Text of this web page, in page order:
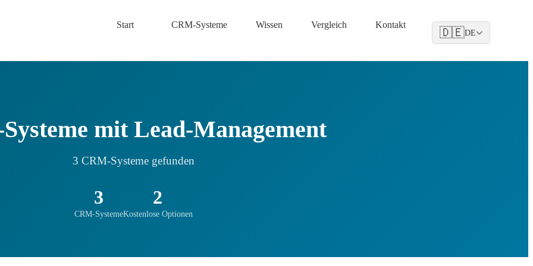
Start CRM-Systeme Wissen Vergleich Kontakt
🇩🇪DE
mit Lead-Management
3 CRM-Systeme gefunden
3
CRM-Systeme
2
Kostenlose Optionen